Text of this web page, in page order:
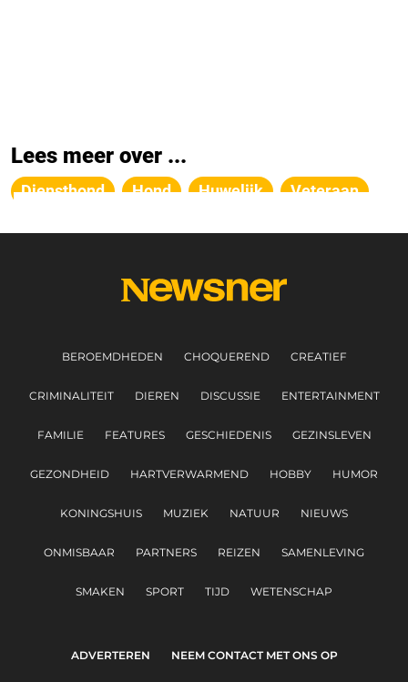
Lees meer over ...
Diensthond Hond Huwelijk Veteraan
BEROEMDHEDEN CHOQUEREND CREATIEF
CRIMINALITEIT DIEREN DISCUSSIE ENTERTAINMENT
FAMILIE FEATURES GESCHIEDENIS GEZINSLEVEN
GEZONDHEID HARTVERWARMEND HOBBY HUMOR
KONINGSHUIS MUZIEK NATUUR NIEUWS
ONMISBAAR PARTNERS REIZEN SAMENLEVING
SMAKEN SPORT TIJD WETENSCHAP
ADVERTEREN NEEM CONTACT MET ONS OP